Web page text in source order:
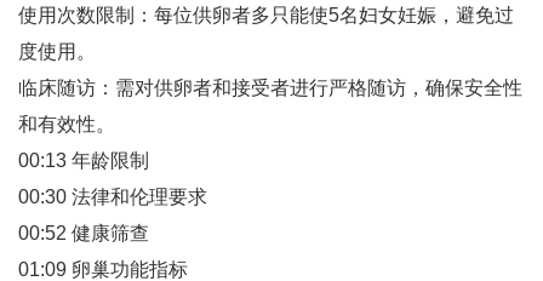
使用次数限制‌：每位供卵者多只能使5名妇女妊娠，避免过
度使用‌。
临床随访‌：需对供卵者和接受者进行严格随访，确保安全性
和有效性‌。
00:13 年龄限制
00:30 法律和伦理要求
00:52 健康筛查
01:09 卵巢功能指标